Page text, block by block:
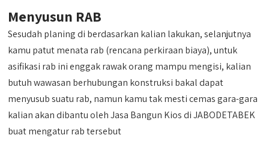
Menyusun RAB
Sesudah planing di berdasarkan kalian lakukan, selanjutnya
kamu patut menata rab (rencana perkiraan biaya), untuk
asifikasi rab ini enggak rawak orang mampu mengisi, kalian
butuh wawasan berhubungan konstruksi bakal dapat
menyusub suatu rab, namun kamu tak mesti cemas gara-gara
kalian akan dibantu oleh Jasa Bangun Kios di JABODETABEK
buat mengatur rab tersebut